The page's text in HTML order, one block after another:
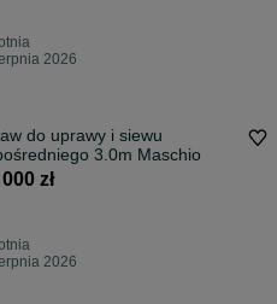
2026
do uprawy i siewu
3.0m Maschio
zł
2026